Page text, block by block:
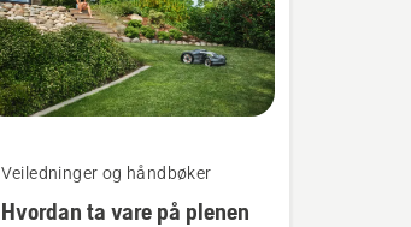
Veiledninger og håndbøker
Hvordan ta vare på plenen